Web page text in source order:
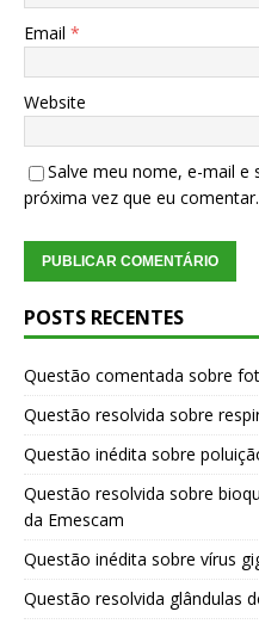
Email *
Website
Salve meu nome, e-mail e
próxima vez que eu comentar.
POSTS RECENTES
Questão comentada sobre
Questão resolvida sobre
Questão inédita sobre
Questão resolvida sobre
da Emescam
Questão inédita sobre vírus
Questão resolvida glândulas